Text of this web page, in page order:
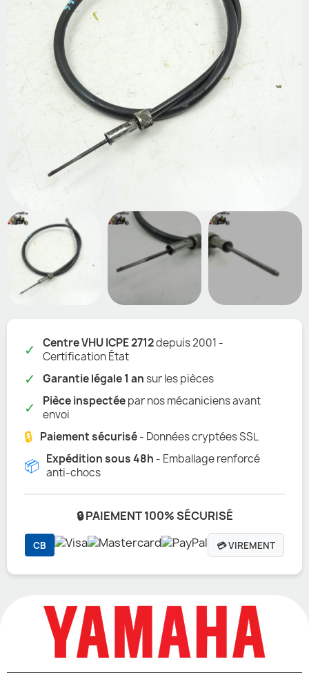
✓ Centre VHU ICPE 2712depuis 2001 -
Certification État
✓ Garantie légale 1 ansur les pièces
✓ Pièce inspectéepar nos mécaniciens avant
envoi
🔒 Paiement sécurisé- Données cryptées SSL
📦 Expédition sous 48h - Emballage renforcé
anti-chocs
🔒 PAIEMENT 100% SÉCURISÉ
CB 💳 VIREMENT